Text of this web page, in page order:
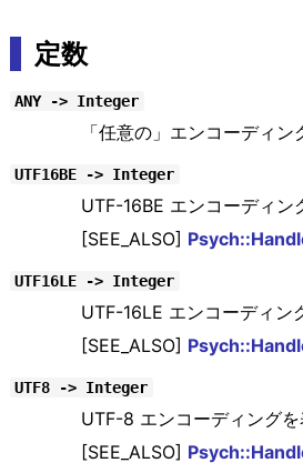
定数
ANY -> Integer
「任意の」エンコーディン
UTF16BE -> Integer
UTF-16BE エンコーディン
[SEE_ALSO]
UTF16LE -> Integer
UTF-16LE エンコーディン
[SEE_ALSO]
UTF8 -> Integer
UTF-8 エンコーディングを
[SEE_ALSO]